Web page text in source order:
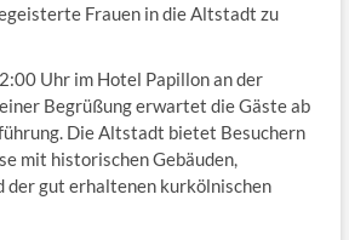
Frauen in die Altstadt zu
Uhr im Hotel Papillon an der
Begrüßung erwartet die Gäste ab
Die Altstadt bietet Besuchern
mit historischen Gebäuden,
der gut erhaltenen kurkölnischen